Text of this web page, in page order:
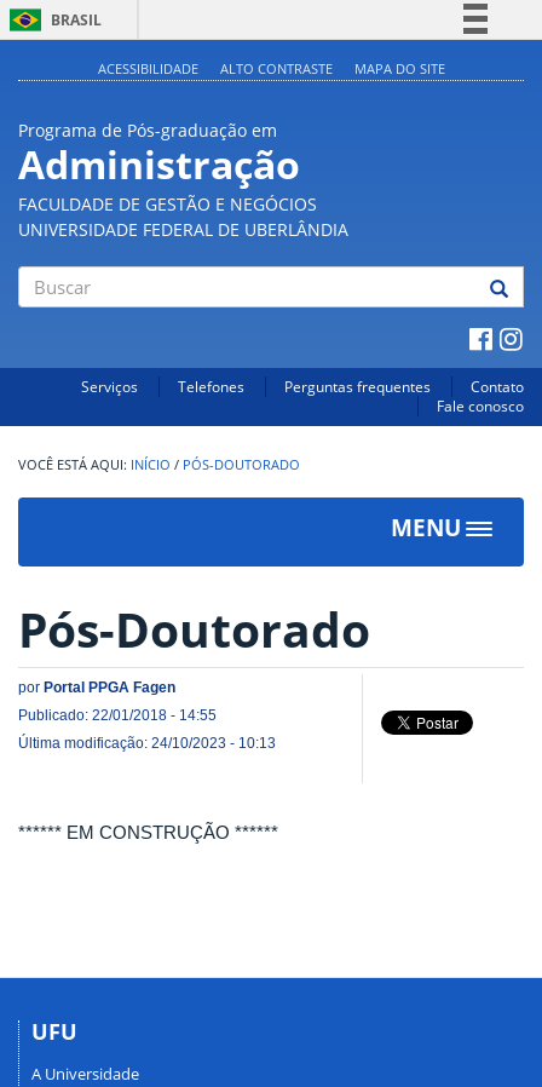
BRASIL
ACESSIBILIDADE ALTO CONTRASTE MAPA DO SITE
Programa de Pós-graduação em
Administração
FACULDADE DE GESTÃO E NEGÓCIOS
UNIVERSIDADE FEDERAL DE UBERLÂNDIA
Serviços Telefones Perguntas frequentes
Contato
Fale conosco
INÍCIO / PÓS-DOUTORADO
MENU
Toggle
Pós-Doutorado
por Portal PPGA Fagen
Publicado: 22/01/2018 - 14:55
Última modificação: 24/10/2023 - 10:13
****** EM CONSTRUÇÃO ******
UFU
A Universidade